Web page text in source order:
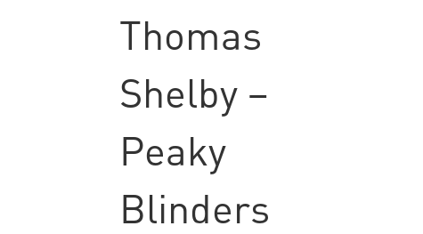
Thomas
Shelby –
Peaky
Blinders